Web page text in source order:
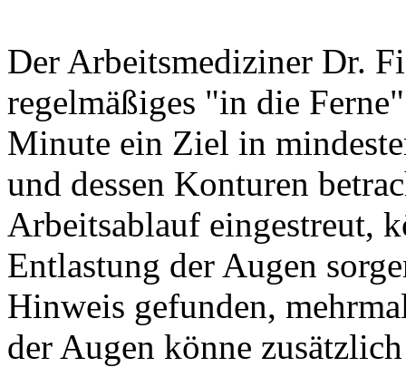
Der Arbeitsmediziner Dr.
regelmäßiges "in die
Minute ein Ziel in
und dessen Konturen
Arbeitsablauf eingestreut,
Entlastung der Augen
Hinweis gefunden,
der Augen könne